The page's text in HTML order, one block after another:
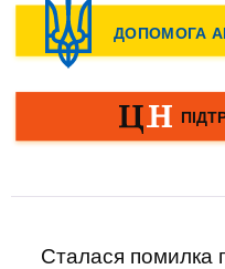
Сталася помилка